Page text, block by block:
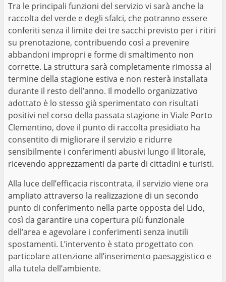
Tra le principali funzioni del servizio vi sarà anche la
raccolta del verde e degli sfalci, che potranno essere
conferiti senza il limite dei tre sacchi previsto per i ritiri
su prenotazione, contribuendo così a prevenire
abbandoni impropri e forme di smaltimento non
corrette. La struttura sarà completamente rimossa al
termine della stagione estiva e non resterà installata
durante il resto dell’anno. Il modello organizzativo
adottato è lo stesso già sperimentato con risultati
positivi nel corso della passata stagione in Viale Porto
Clementino, dove il punto di raccolta presidiato ha
consentito di migliorare il servizio e ridurre
sensibilmente i conferimenti abusivi lungo il litorale,
ricevendo apprezzamenti da parte di cittadini e turisti.
Alla luce dell’efficacia riscontrata, il servizio viene ora
ampliato attraverso la realizzazione di un secondo
punto di conferimento nella parte opposta del Lido,
così da garantire una copertura più funzionale
dell’area e agevolare i conferimenti senza inutili
spostamenti. L’intervento è stato progettato con
particolare attenzione all’inserimento paesaggistico e
alla tutela dell’ambiente.